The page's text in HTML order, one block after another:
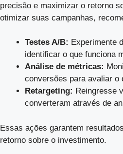
precisão e maximizar o retorno
otimizar suas campanhas,
Testes A/B: Experimente
identificar o que funciona
Análise de métricas:
conversões para avaliar o
Retargeting: Reingresse
converteram através de
Essas ações garantem
retorno sobre o investimento.